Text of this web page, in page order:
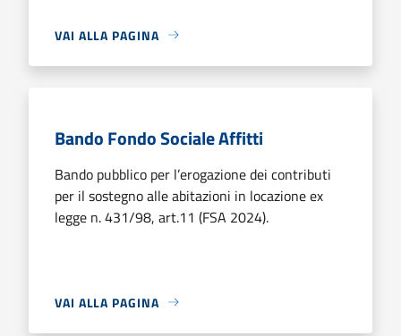
VAI ALLA PAGINA
Bando Fondo Sociale Affitti
Bando pubblico per l’erogazione dei contributi
per il sostegno alle abitazioni in locazione ex
legge n. 431/98, art.11 (FSA 2024).
VAI ALLA PAGINA